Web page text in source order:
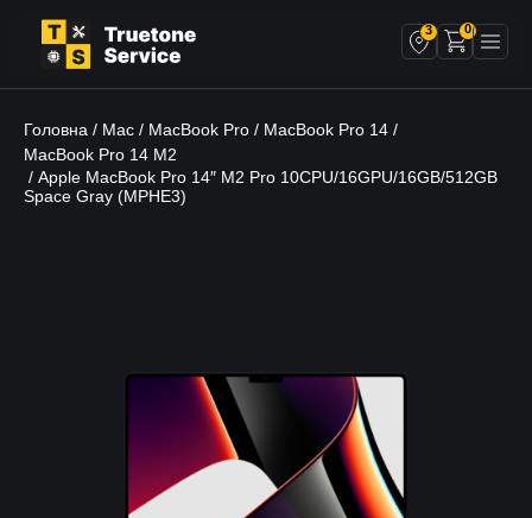
3 0
Головна / Mac / MacBook Pro / MacBook Pro 14 /
MacBook Pro 14 M2
/ Apple MacBook Pro 14″ M2 Pro 10CPU/16GPU/16GB/512GB
Space Gray (MPHE3)